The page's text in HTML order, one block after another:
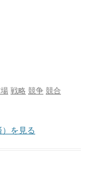
戦略 競争 競合
を見る